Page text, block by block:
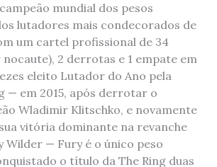
mundial dos pesos
lutadores mais condecorados de
um cartel profissional de 34
2 derrotas e 1 empate em
eleito Lutador do Ano pela
— em 2015, após derrotar o
Wladimir Klitschko, e novamente
vitória dominante na revanche
Wilder — Fury é o único peso
o título da The Ring duas